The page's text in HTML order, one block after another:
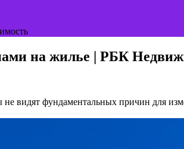
на жилье | РБК
не видят фундаментальных причин для